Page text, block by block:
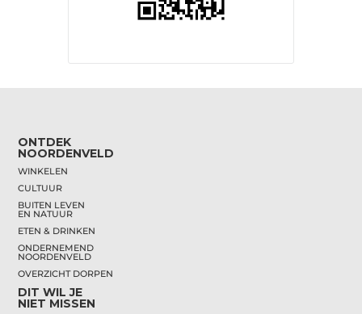
ONTDEK
NOORDENVELD
WINKELEN
CULTUUR
BUITEN LEVEN
EN NATUUR
ETEN & DRINKEN
ONDERNEMEND
NOORDENVELD
OVERZICHT DORPEN
DIT WIL JE
NIET MISSEN